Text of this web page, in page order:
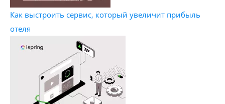
Как выстроить сервис, который увеличит прибыль
отеля